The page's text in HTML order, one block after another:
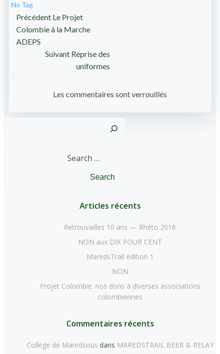
No Tag
Post
navigation
Précédent Le Projet
Colombie à la Marche
ADEPS
PostSuivant Reprise des
uniformes
Les commentaires sont verrouillés
Search
Articles récents
Retrouvailles 10 ans — Rhéto 2016
NON aux DIX POUR CENT
MaredsTrail édition 1
NON
Projet Colombie: nos dons à diverses associations
colombiennes
Commentaires récents
Collège de Maredsous dans MAREDSTRAIL BEER & RELAY